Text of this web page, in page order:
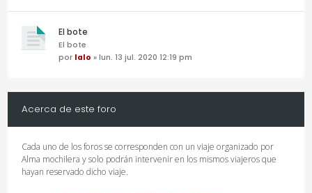
El bote
El bote
por lalo » lun. 13 jul. 2020 12:19 pm
Acerca de este foro
Cada uno de los foros se corresponden con un viaje organizado por
Alma mochilera y solo podrán intervenir en los mismos viajeros que
hayan reservado dicho viaje.